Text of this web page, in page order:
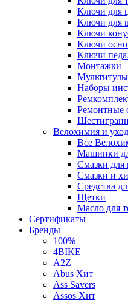
Ключи для
Ключи для
Ключи
Ключи
Ключи
Монтажки
Наборы
Ремонтные
Велохимия и уход
Все
Машинки
Смазки для
Смазки и
Средства
Щетки
Масло для
Сертификаты
Бренды
100%
4BIKE
A2Z
Abus Хит
Ass Savers
Assos Хит